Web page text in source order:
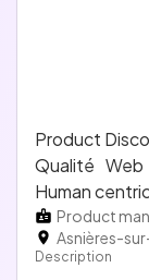
Product
Qualité
Human
Product
Asnières-
Description